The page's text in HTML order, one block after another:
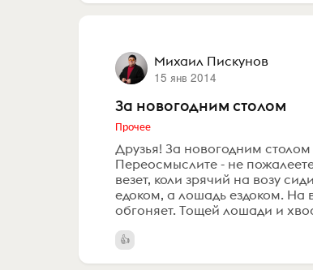
Михаил Пискунов
15 янв 2014
За новогодним столом
Прочее
Друзья! За новогодним
Переосмыслите - не
везет, коли зрячий на возу
едоком, а лошадь ездоком. На
обгоняет. Тощей лошади и